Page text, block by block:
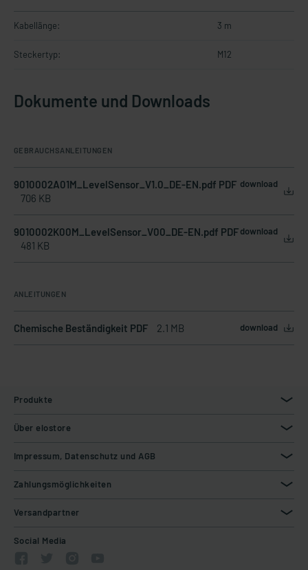
Kabellänge: 3 m
Steckertyp: M12
Dokumente und Downloads
GEBRAUCHSANLEITUNGEN
9010002A01M_LevelSensor_V1.0_DE-EN.pdf PDF
706 KB
download
9010002K00M_LevelSensor_V00_DE-EN.pdf PDF
481 KB
download
ANLEITUNGEN
Chemische Beständigkeit PDF 2.1 MB download
Produkte
Über elostore
Impressum, Datenschutz und AGB
Zahlungsmöglichkeiten
Versandpartner
Social Media